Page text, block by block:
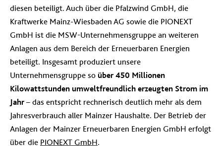
diesen beteiligt. Auch über die Pfalzwind GmbH, die
Kraftwerke Mainz-Wiesbaden AG sowie die PIONEXT
GmbH ist die MSW-Unternehmensgruppe an weiteren
Anlagen aus dem Bereich der Erneuerbaren Energien
beteiligt. Insgesamt produziert unsere
Unternehmensgruppe so über 450 Millionen
Kilowattstunden umweltfreundlich erzeugten Strom im
Jahr – das entspricht rechnerisch deutlich mehr als dem
Jahresverbrauch aller Mainzer Haushalte. Der Betrieb der
Anlagen der Mainzer Erneuerbaren Energien GmbH erfolgt
über die PIONEXT GmbH.